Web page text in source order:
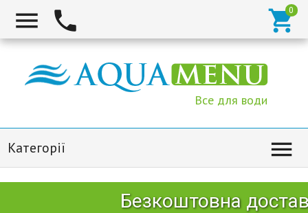
  
Все для води
Категорії 
Безкоштовна